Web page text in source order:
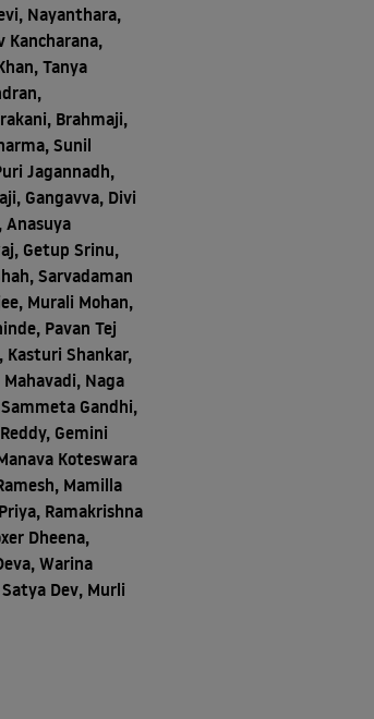
Nayanthara,
Kancharana,
Tanya
Brahmaji,
Sunil
Jagannadh,
Gangavva, Divi
Anasuya
Getup Srinu,
Sarvadaman
Murali Mohan,
Pavan Tej
Kasturi Shankar,
Naga
Gandhi,
Gemini
Koteswara
Mamilla
Ramakrishna
Dheena,
Warina
Dev, Murli